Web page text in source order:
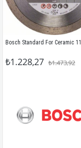
₺1.228,27 ₺1.473,92